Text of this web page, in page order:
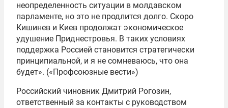
неопределенность ситуации в молдавском
парламенте, но это не продлится долго. Скоро
Кишинев и Киев продолжат экономическое
удушение Приднестровья. В таких условиях
поддержка Россией становится стратегически
принципиальной, и я не сомневаюсь, что она
будет». («Профсоюзные вести»)
Российский чиновник Дмитрий Рогозин,
ответственный за контакты с руководством